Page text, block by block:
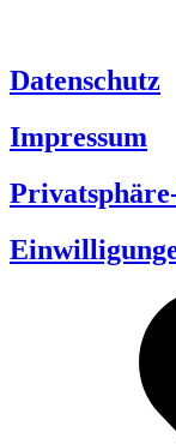
Datenschutz
Impressum